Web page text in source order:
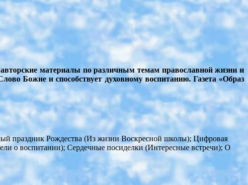
материалы по различным темам православной жизни и
Божие и способствует духовному воспитанию. Газета «Образ
праздник Рождества (Из жизни Воскресной школы); Цифровая
о воспитании); Сердечные посиделки (Интересные встречи); О